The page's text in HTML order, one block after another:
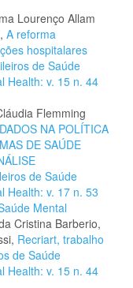
Lourenço Allam
A reforma
hospitalares
de Saúde
Health: v. 15 n. 44
Flemming
NA POLÍTICA
DE SAÚDE
de Saúde
Health: v. 17 n. 53
Mental
Cristina Barberio,
Recriart, trabalho
de Saúde
Health: v. 15 n. 44